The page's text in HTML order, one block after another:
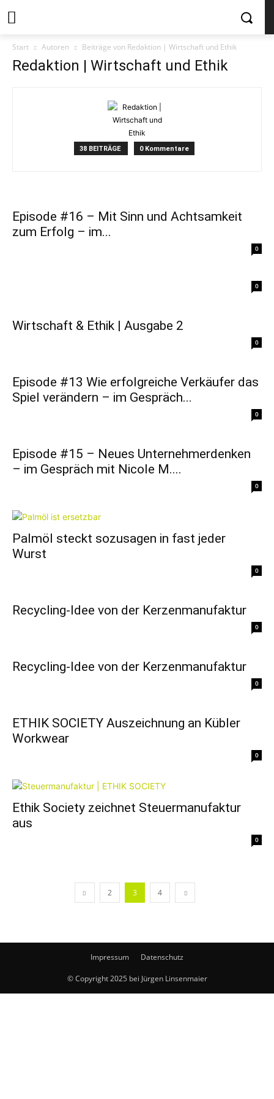
Start Autoren Beiträge von Redaktion | Wirtschaft und Ethik
Redaktion | Wirtschaft und Ethik
38 BEITRÄGE 0 Kommentare
Episode #16 – Mit Sinn und Achtsamkeit
zum Erfolg – im...
0
0
Wirtschaft & Ethik | Ausgabe 2
0
Episode #13 Wie erfolgreiche Verkäufer das
Spiel verändern – im Gespräch...
0
Episode #15 – Neues Unternehmerdenken
– im Gespräch mit Nicole M....
0
Palmöl steckt sozusagen in fast jeder
Wurst
0
Recycling-Idee von der Kerzenmanufaktur
0
Recycling-Idee von der Kerzenmanufaktur
0
ETHIK SOCIETY Auszeichnung an Kübler
Workwear​
0
Ethik Society zeichnet Steuermanufaktur
aus
0
2 3 4
Impressum Datenschutz
© Copyright 2025 bei Jürgen Linsenmaier